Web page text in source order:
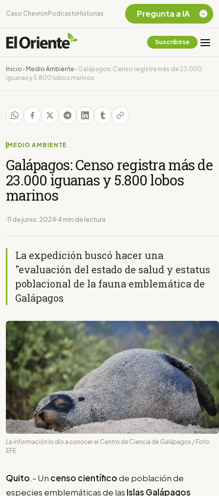
Caso Chevron Podcasts Historias
Suscribirse
Inicio › Medio Ambiente › Galápagos: Censo registra más de 23.000
iguanas y 5.800 lobos marinos
MEDIO AMBIENTE
Galápagos: Censo registra más de
23.000 iguanas y 5.800 lobos
marinos
11 de junio, 2024 4 min de lectura
La expedición buscó hacer una
"evaluación del estado de salud y estatus
poblacional de la fauna emblemática de
Galápagos
La información lo dio a conocer el Centro de Ciencia de Galápagos / Foto:
EFE
Quito.- Un censo científicode población de
especies emblemáticas de las Islas Galápagos
Pregunta a IA
Chevron Ecuador